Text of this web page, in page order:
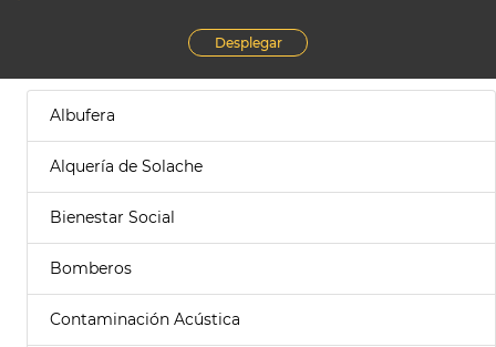
Desplegar
Albufera
Alquería de Solache
Bienestar Social
Bomberos
Contaminación Acústica